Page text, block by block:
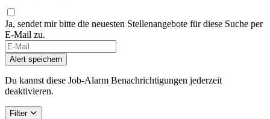
Ja, sendet mir bitte die neuesten Stellenangebote für diese Suche per
E-Mail zu.
Alert speichern
Du kannst diese Job-Alarm Benachrichtigungen jederzeit
deaktivieren.
Filter